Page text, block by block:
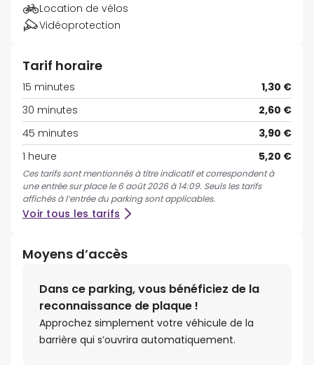
Location de vélos
Vidéoprotection
Tarif horaire
15 minutes
1,30 €
30 minutes
2,60 €
45 minutes
3,90 €
1 heure
5,20 €
Ces tarifs sont mentionnés à titre indicatif et correspondent à
une entrée sur place le 6 août 2026 à 14:09. Seuls les tarifs
affichés à l’entrée du parking sont applicables.
Voir tous les tarifs
Moyens d’accès
Dans ce parking, vous bénéficiez de la
reconnaissance de plaque !
Approchez simplement votre véhicule de la
barrière qui s’ouvrira automatiquement.